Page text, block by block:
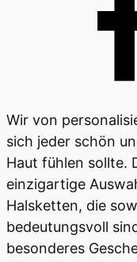
Wir von
sich jeder schön
Haut fühlen sollte.
einzigartige
Halsketten, die
bedeutungsvoll
besonderes